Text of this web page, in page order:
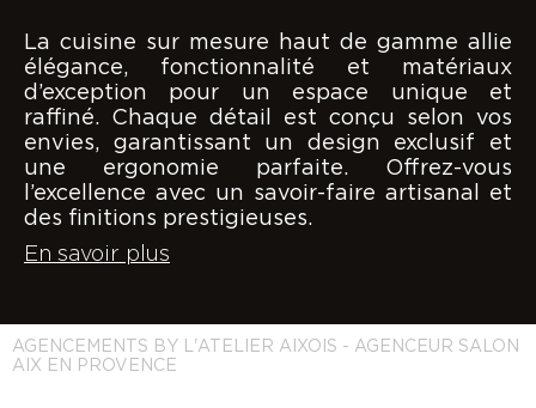
La cuisine sur mesure haut de gamme allie
élégance, fonctionnalité et matériaux
d’exception pour un espace unique et
raffiné. Chaque détail est conçu selon vos
envies, garantissant un design exclusif et
une ergonomie parfaite. Offrez-vous
l’excellence avec un savoir-faire artisanal et
des finitions prestigieuses.
En savoir plus
AGENCEMENTS BY L'ATELIER AIXOIS - AGENCEUR SALON
AIX EN PROVENCE